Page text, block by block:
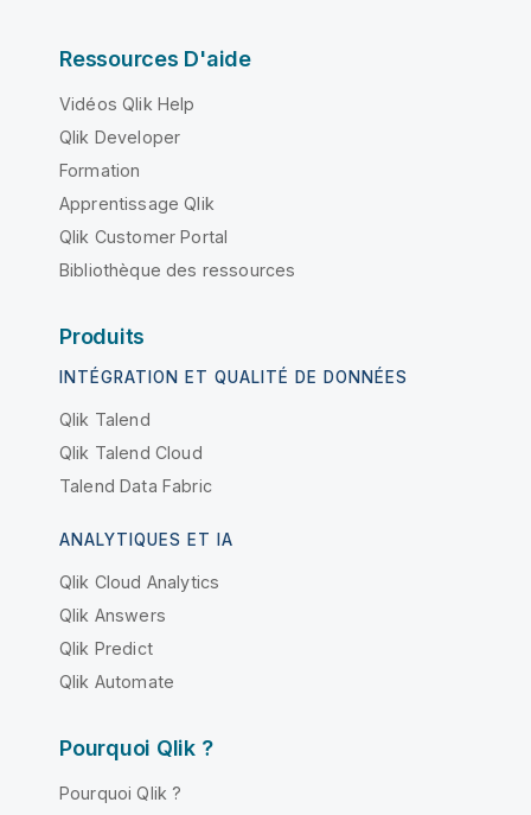
Ressources D'aide
Vidéos Qlik Help
Qlik Developer
Formation
Apprentissage Qlik
Qlik Customer Portal
Bibliothèque des ressources
Produits
INTÉGRATION ET QUALITÉ DE DONNÉES
Qlik Talend
Qlik Talend Cloud
Talend Data Fabric
ANALYTIQUES ET IA
Qlik Cloud Analytics
Qlik Answers
Qlik Predict
Qlik Automate
Pourquoi Qlik ?
Pourquoi Qlik ?